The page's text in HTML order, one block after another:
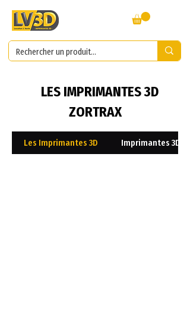
LES IMPRIMANTES 3D
ZORTRAX
Les Imprimantes 3D Imprimantes 3D